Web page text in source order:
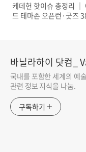
케데헌 핫이슈 총정리 │
드 테마존 오픈런·굿즈
바닐라하이 닷컴_
국내를 포함한 세계의 예
관련 정보 지식을 나눔.
구독하기